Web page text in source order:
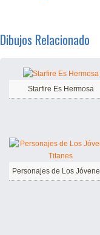
Dibujos Relacionado
Starfire Es Hermosa